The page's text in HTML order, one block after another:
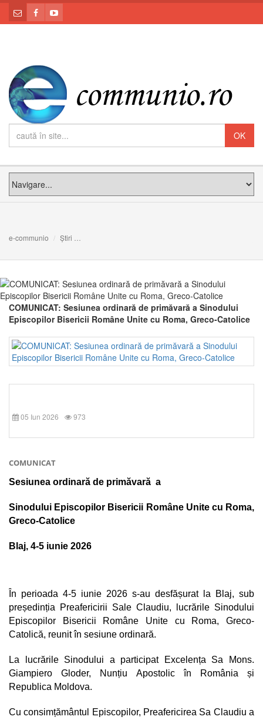
e-communio Știri
COMUNICAT: Sesiunea ordinară de primăvară a Sinodului
Episcopilor Bisericii Române Unite cu Roma, Greco-Catolice
05 Iun 2026 973
COMUNICAT
Sesiunea ordinară de primăvară a
Sinodului Episcopilor Bisericii Române Unite cu Roma,
Greco-Catolice
Blaj, 4-5 iunie 2026
În perioada 4-5 iunie 2026 s-au desfășurat la Blaj, sub
președinția Preafericirii Sale Claudiu, lucrările Sinodului
Episcopilor Bisericii Române Unite cu Roma, Greco-
Catolică, reunit în sesiune ordinară.
La lucrările Sinodului a participat Excelența Sa Mons.
Giampiero Gloder, Nunțiu Apostolic în România și
Republica Moldova.
Cu consimțământul Episcopilor, Preafericirea Sa Claudiu a